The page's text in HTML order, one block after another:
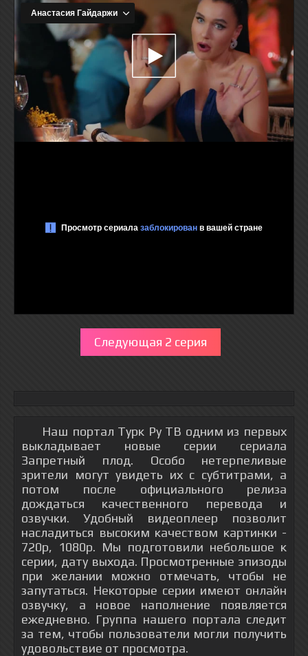
Следующая 2 серия
Наш портал Турк Ру ТВ одним из первых
выкладывает новые серии сериала
Запретный плод. Особо нетерпеливые
зрители могут увидеть их с субтитрами, а
потом после официального релиза
дождаться качественного перевода и
озвучки. Удобный видеоплеер позволит
насладиться высоким качеством картинки -
720р, 1080p. Мы подготовили небольшое к
серии, дату выхода. Просмотренные эпизоды
при желании можно отмечать, чтобы не
запутаться. Некоторые серии имеют онлайн
озвучку, а новое наполнение появляется
ежедневно. Группа нашего портала следит
за тем, чтобы пользователи могли получить
удовольствие от просмотра.